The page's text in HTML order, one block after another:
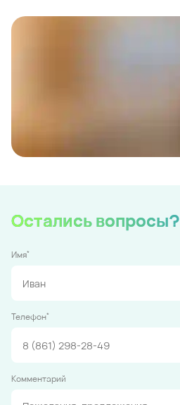
Остались вопросы?
Имя*
Телефон*
Комментарий